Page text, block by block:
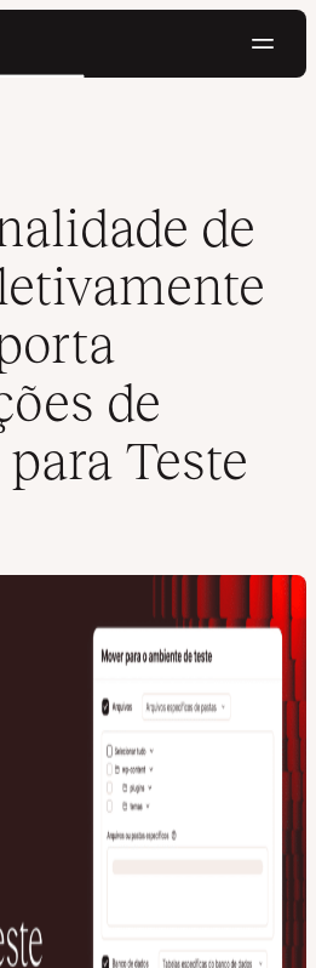
Seletivamente Agora Suporta
de
de
Teste